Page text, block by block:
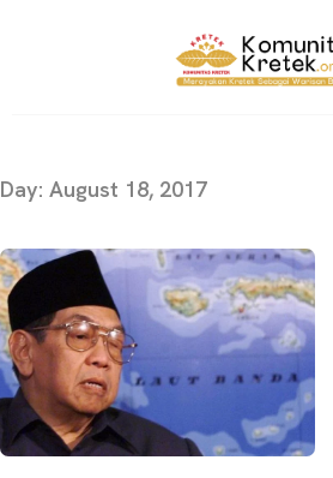
Day: August 18, 2017